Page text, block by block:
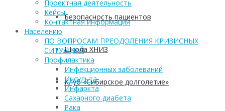
Безопасность пациентов
Школа ХНИЗ
Клуб «Сибирское долголетие»
Проектная деятельность
Кейсы
Контактная информация
Населению
ПО ВОПРОСАМ ПРЕОДОЛЕНИЯ КРИЗИСНЫХ
СИТУАЦИЙ
Профилактика
Инфекционных заболеваний
Инсульта
Инфаркта
Сахарного диабета
Рака